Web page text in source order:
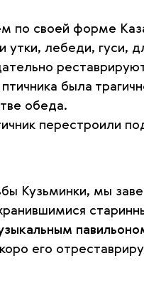
по своей форме
утки, лебеди, гуси,
была
обеда.
перестроили
Кузьминки, мы
его